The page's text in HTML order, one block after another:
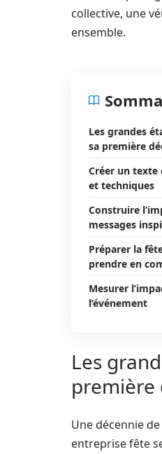
collective, une
ensemble.
Les grandes
sa première
Créer un texte
et techniques
Construire
messages
Préparer la
prendre en
Mesurer
l’événement
Les
première
Une décennie
entreprise fête